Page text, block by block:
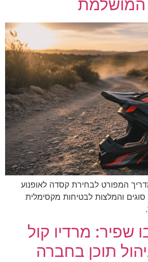
המושלמת
המפורט לבחירת קסדה לאופנוע
והמלצות לבטיחות מקסימלית
שפיר: מרדיו קול
תוכן בחברה